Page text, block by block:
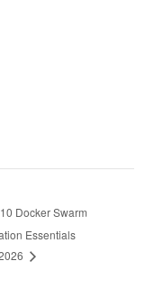
Docker Swarm
Essentials